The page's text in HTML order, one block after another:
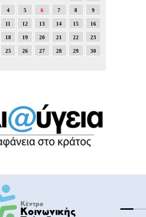
4 5 6 7 8 9
11 12 13 14 15 16
18 19 20 21 22 23
25 26 27 28 29 30